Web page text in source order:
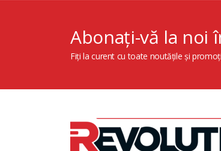
Abonați-vă la noi
Fiți la curent cu toate noutățile și